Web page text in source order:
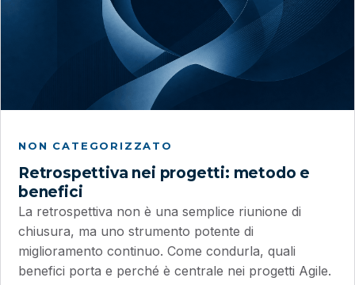
NON CATEGORIZZATO
Retrospettiva nei progetti: metodo e
benefici
La retrospettiva non è una semplice riunione di
chiusura, ma uno strumento potente di
miglioramento continuo. Come condurla, quali
benefici porta e perché è centrale nei progetti Agile.